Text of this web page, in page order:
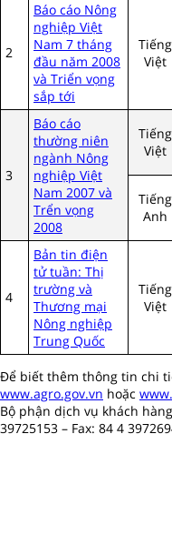
2
Báo cáo Nông
nghiệp Việt
Nam 7 tháng
đầu năm 2008
và Triển vọng
sắp tới
Tiếng
Việt
3
Báo cáo
thường niên
ngành Nông
nghiệp Việt
Nam 2007 và
Trển vọng
2008
Tiếng
Việt
Tiếng
Anh
4
Bản tin điện
tử tuần: Thị
trường và
Thương mại
Nông nghiệp
Trung Quốc
Tiếng
Việt
Để biết thêm thông tin chi
www.agro.gov.vn hoặc
Bộ phận dịch vụ khách
39725153 – Fax: 84 4